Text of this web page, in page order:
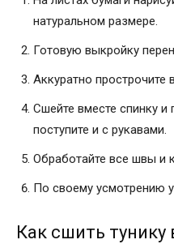
натуральном размере.
Готовую выкройку
Аккуратно прострочите
Сшейте вместе спинку
поступите и с рукавами.
Обработайте все швы и
По своему усмотрению
Как сшить тунику